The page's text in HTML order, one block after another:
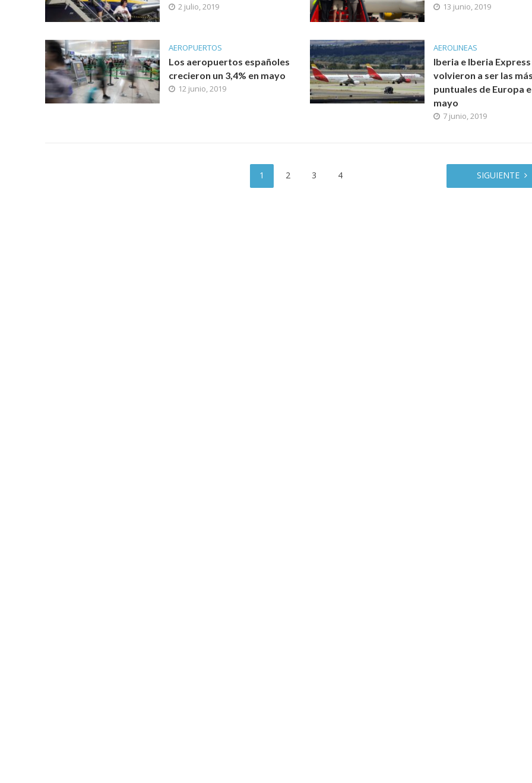
2 julio, 2019 13 junio, 2019
AEROPUERTOS
Los aeropuertos españoles
crecieron un 3,4% en mayo
12 junio, 2019
AEROLINEAS
Iberia e Iberia Express
volvieron a ser las
puntuales de Europa
mayo
7 junio, 2019
1 2 3 4 SIGUIENTE